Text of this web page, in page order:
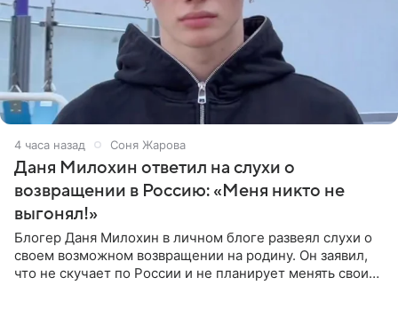
4 часа назад Соня Жарова
Даня Милохин ответил на слухи о
возвращении в Россию: «Меня никто не
выгонял!»
Блогер Даня Милохин в личном блоге развеял слухи о
своем возможном возвращении на родину. Он заявил,
что не скучает по России и не планирует менять свои